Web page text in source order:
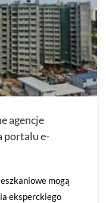
agencje
portalu e-
mogą
eksperckiego